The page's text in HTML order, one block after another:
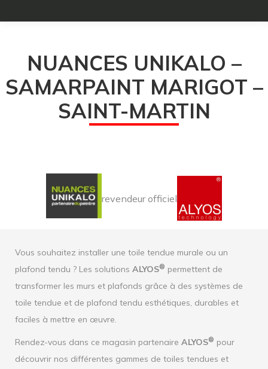
NUANCES UNIKALO –
SAMARPAINT MARIGOT –
SAINT-MARTIN
revendeur officiel
Vous souhaitez installer une toile tendue murale ou un
plafond tendu ? Les solutions ALYOS® permettent de
transformer les murs et plafonds grâce à des systèmes de
toile tendue et de plafond tendu esthétiques, durables et
faciles à mettre en œuvre.
Rendez-vous dans ce magasin partenaire ALYOS® pour
découvrir nos différentes gammes de toiles tendues et